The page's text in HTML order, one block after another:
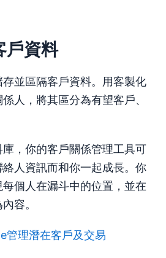
戶資料
並區隔客戶資料。用客製化
人，將其區分為有望客戶、
，你的客戶關係管理工具可
人資訊而和你一起成長。你
個人在漏斗中的位置，並在
容。
管理潛在客戶及交易